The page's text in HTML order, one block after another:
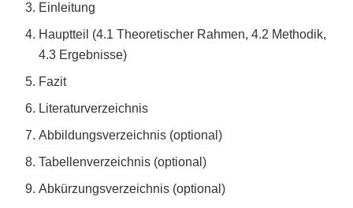
Einleitung
Hauptteil (4.1 Theoretischer Rahmen, 4.2 Methodik,
4.3 Ergebnisse)
Fazit
Literaturverzeichnis
Abbildungsverzeichnis (optional)
Tabellenverzeichnis (optional)
Abkürzungsverzeichnis (optional)